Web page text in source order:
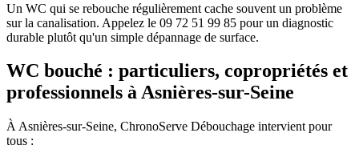
Un WC qui se rebouche régulièrement cache souvent un problème
sur la canalisation. Appelez le 09 72 51 99 85 pour un diagnostic
durable plutôt qu'un simple dépannage de surface.
WC bouché : particuliers, copropriétés et
professionnels à Asnières-sur-Seine
À Asnières-sur-Seine, ChronoServe Débouchage intervient pour
tous :